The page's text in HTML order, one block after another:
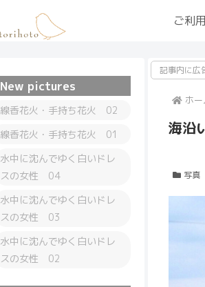
ご利
記事内に広
ホ
海沿
写真
New pictures
線香花火・手持ち花火 02
線香花火・手持ち花火 01
水中に沈んでゆく白いドレ
スの女性 04
水中に沈んでゆく白いドレ
スの女性 03
水中に沈んでゆく白いドレ
スの女性 02